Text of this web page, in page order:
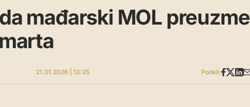
mađarski MOL preuzme
21.01.2026 | 13:25 Podeli: